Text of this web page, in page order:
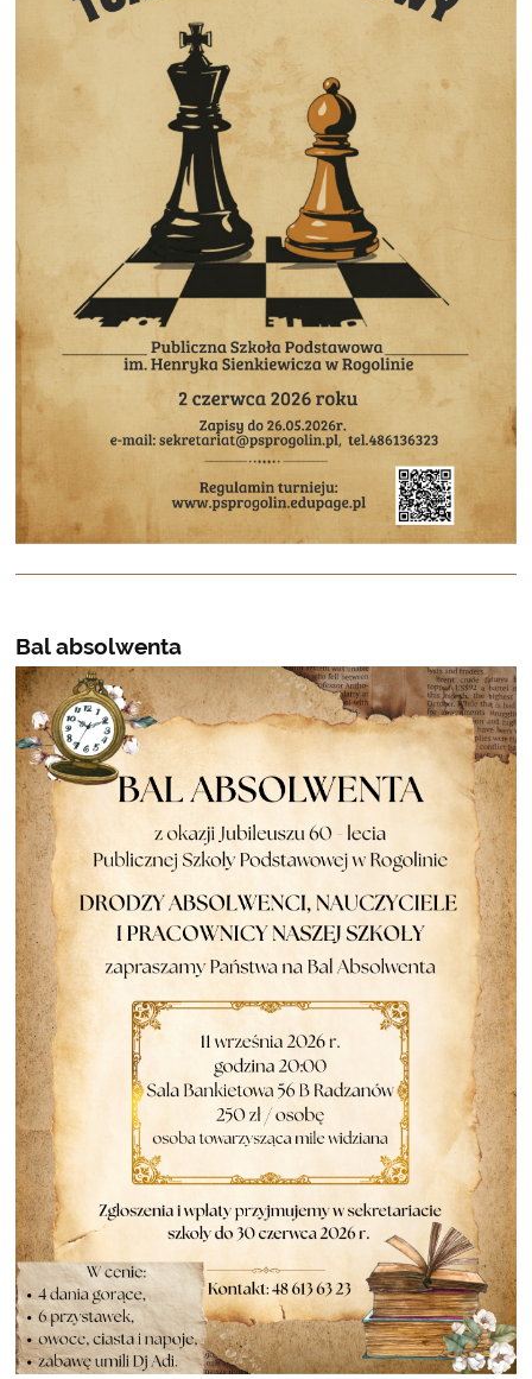
Bal absolwenta